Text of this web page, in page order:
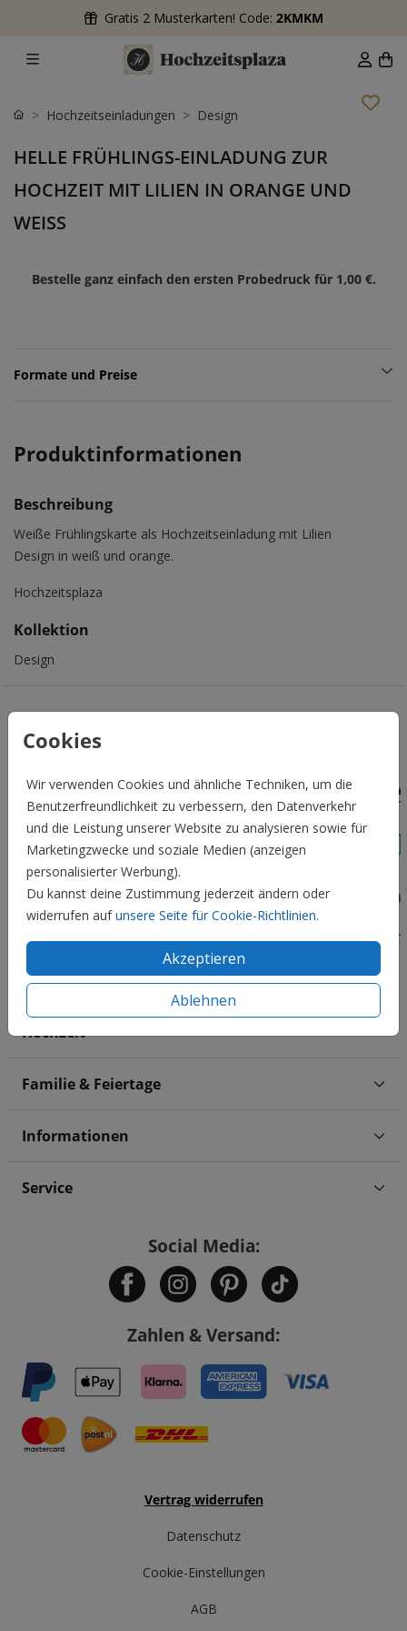
Gratis 2 Musterkarten! Code: 2KMKM
Cookies
Wir verwenden Cookies und ähnliche Techniken, um die
Benutzerfreundlichkeit zu verbessern, den Datenverkehr
und die Leistung unserer Website zu analysieren sowie für
Marketingzwecke und soziale Medien (anzeigen
personalisierter Werbung).
Du kannst deine Zustimmung jederzeit ändern oder
widerrufen aufunsere Seite für Cookie-Richtlinien.
Akzeptieren
Ablehnen
Hochzeitseinladungen Design
HELLE FRÜHLINGS-EINLADUNG ZUR
HOCHZEIT MIT LILIEN IN ORANGE UND
WEISS
Bestelle ganz einfach den ersten Probedruck für 1,00 €.
Formate und Preise
Produktinformationen
Beschreibung
Weiße Frühlingskarte als Hochzeitseinladung mit Lilien
Design in weiß und orange.
Hochzeitsplaza
Kollektion
Design
Das könnte Euch auch gefallen
Hochzeit
Familie & Feiertage
Informationen
Service
Social Media:
Zahlen & Versand:
Vertrag widerrufen
Datenschutz
Cookie-Einstellungen
AGB